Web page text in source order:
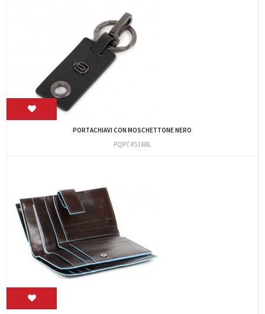
PORTACHIAVI CON MOSCHETTONE NERO
PQPC4516BL